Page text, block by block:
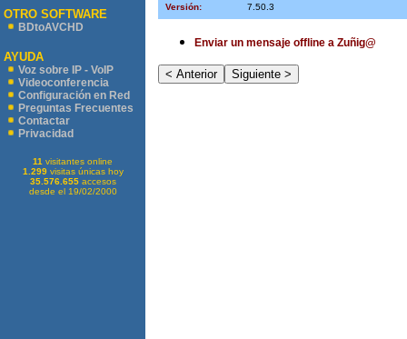
OTRO SOFTWARE
BDtoAVCHD
AYUDA
Voz sobre IP - VoIP
Videoconferencia
Configuración en Red
Preguntas Frecuentes
Contactar
Privacidad
11 visitantes online
1.299visitas únicas hoy
35.576.655accesos
desde el 19/02/2000
Versión:
7.50.3
Enviar un mensaje offline a Zuñig@